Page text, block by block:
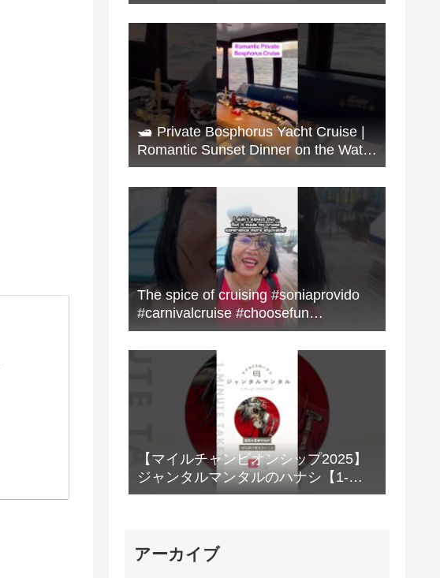
🛥️ Private Bosphorus Yacht Cruise |
Romantic Sunset Dinner on the Water
🇹🇷✨
The spice of cruising #soniaprovido
#carnivalcruise #choosefun
#adventure #cruise #fun
【マイルチャンピオンシップ2025】
ジャンタルマンタルのハナシ【1-
MINUTE】#競馬
アーカイブ